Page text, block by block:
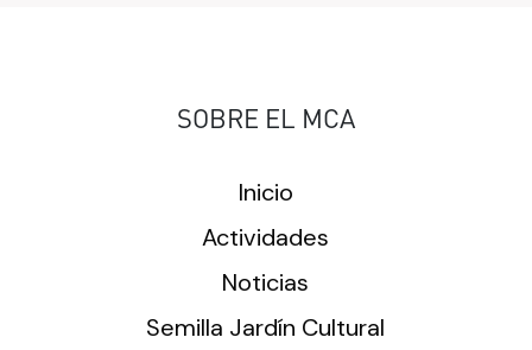
SOBRE EL MCA
Inicio
Actividades
Noticias
Semilla Jardín Cultural